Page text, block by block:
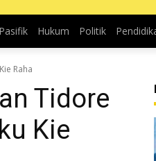
Hukum Politik
Raha
Tidore
Kie